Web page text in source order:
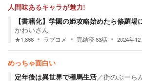
人間味あるキャラが魅力!
【書籍化】学園の姫攻略始めたら修羅場
かわいさん
★1,868 ラブコメ 完結済83話 2024年12
めっちゃ面白い
定年後は異世界で種馬生活／街のぶーら